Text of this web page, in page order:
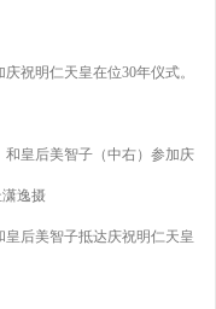
祝明仁天皇在位30年仪式。
皇后美智子（中右）参加庆
逸摄
后美智子抵达庆祝明仁天皇